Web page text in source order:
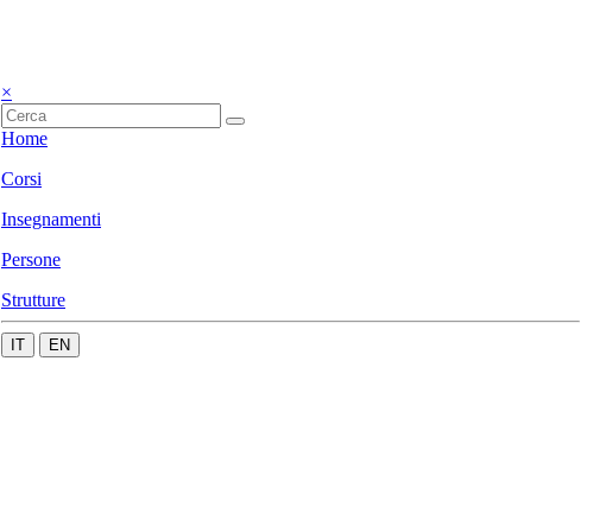
×
Home
Corsi
Insegnamenti
Persone
Strutture
IT EN